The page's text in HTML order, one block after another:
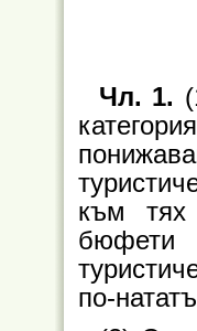
Чл. 1.
към тях
бюфети
по-